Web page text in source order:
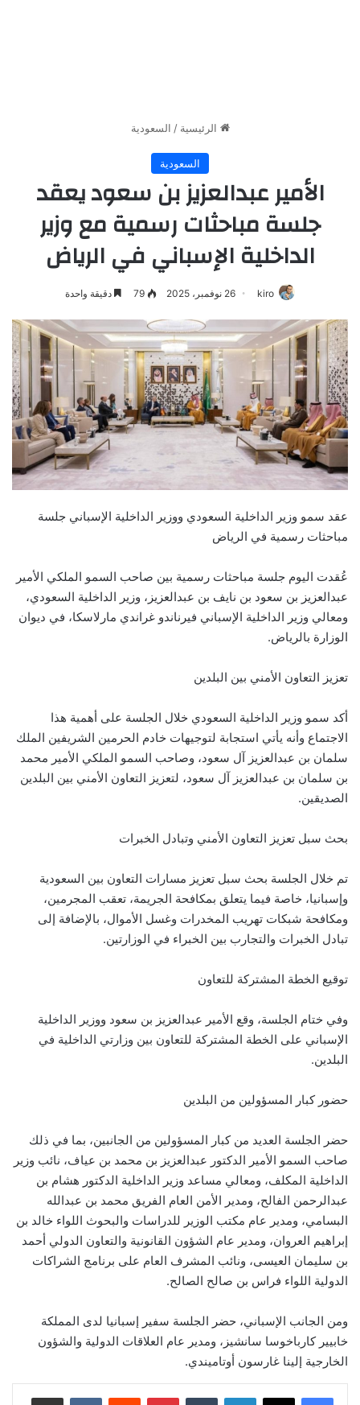
الرئيسية / السعودية
السعودية
الأمير عبدالعزيز بن سعود يعقد
جلسة مباحثات رسمية مع وزير
الداخلية الإسباني في الرياض
kiro 26 نوفمبر، 2025 79 دقيقة واحدة
عقد سمو وزير الداخلية السعودي ووزير الداخلية الإسباني جلسة
مباحثات رسمية في الرياض
عُقدت اليوم جلسة مباحثات رسمية بين صاحب السمو الملكي الأمير
عبدالعزيز بن سعود بن نايف بن عبدالعزيز، وزير الداخلية السعودي،
ومعالي وزير الداخلية الإسباني فيرناندو غراندي مارلاسكا، في ديوان
الوزارة بالرياض.
تعزيز التعاون الأمني بين البلدين
أكد سمو وزير الداخلية السعودي خلال الجلسة على أهمية هذا
الاجتماع وأنه يأتي استجابة لتوجيهات خادم الحرمين الشريفين الملك
سلمان بن عبدالعزيز آل سعود، وصاحب السمو الملكي الأمير محمد
بن سلمان بن عبدالعزيز آل سعود، لتعزيز التعاون الأمني بين البلدين
الصديقين.
بحث سبل تعزيز التعاون الأمني وتبادل الخبرات
تم خلال الجلسة بحث سبل تعزيز مسارات التعاون بين السعودية
وإسبانيا، خاصة فيما يتعلق بمكافحة الجريمة، تعقب المجرمين،
ومكافحة شبكات تهريب المخدرات وغسل الأموال، بالإضافة إلى
تبادل الخبرات والتجارب بين الخبراء في الوزارتين.
توقيع الخطة المشتركة للتعاون
وفي ختام الجلسة، وقع الأمير عبدالعزيز بن سعود ووزير الداخلية
الإسباني على الخطة المشتركة للتعاون بين وزارتي الداخلية في
البلدين.
حضور كبار المسؤولين من البلدين
حضر الجلسة العديد من كبار المسؤولين من الجانبين، بما في ذلك
صاحب السمو الأمير الدكتور عبدالعزيز بن محمد بن عياف، نائب وزير
الداخلية المكلف، ومعالي مساعد وزير الداخلية الدكتور هشام بن
عبدالرحمن الفالح، ومدير الأمن العام الفريق محمد بن عبدالله
البسامي، ومدير عام مكتب الوزير للدراسات والبحوث اللواء خالد بن
إبراهيم العروان، ومدير عام الشؤون القانونية والتعاون الدولي أحمد
بن سليمان العيسى، ونائب المشرف العام على برنامج الشراكات
الدولية اللواء فراس بن صالح الصالح.
ومن الجانب الإسباني، حضر الجلسة سفير إسبانيا لدى المملكة
خابيير كارباخوسا سانشيز، ومدير عام العلاقات الدولية والشؤون
الخارجية إلينا غارسون أوتاميندي.
لينكدإن بينتيريست